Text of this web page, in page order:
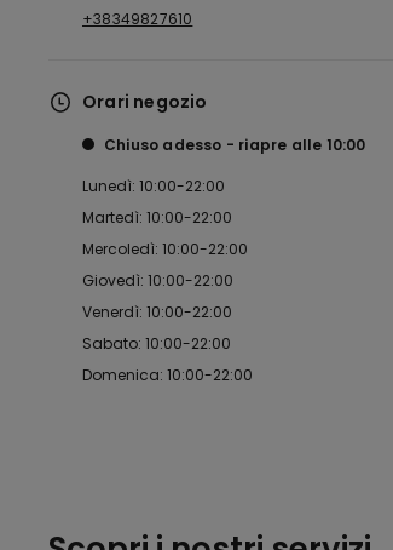
+38349827610
Orari negozio
Chiuso adesso riapre alle 10:00
Lunedì: 10:00-22:00
Martedì: 10:00-22:00
Mercoledì: 10:00-22:00
Giovedì: 10:00-22:00
Venerdì: 10:00-22:00
Sabato: 10:00-22:00
Domenica: 10:00-22:00